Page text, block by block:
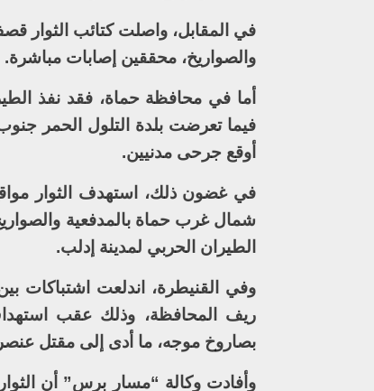
في المقابل، واصلت كتائب الثوار
والصواريخ، محققين إصابات مباشرة.
أما في محافظة حماة، فقد نفذ
فيما تعرضت بلدة التلول الحمر
أوقع جرحى مدنيين.
في غضون ذلك، استهدف الثوار
شمال غرب حماة بالمدفعية
الطيران الحربي لمدينة إدلب.
وفي القنيطرة، اندلعت اشتباكات
ريف المحافظة، وذلك عقب
بصاروخ موجه، ما أدى إلى مقتل
وأفادت وكالة “مسار برس” أن